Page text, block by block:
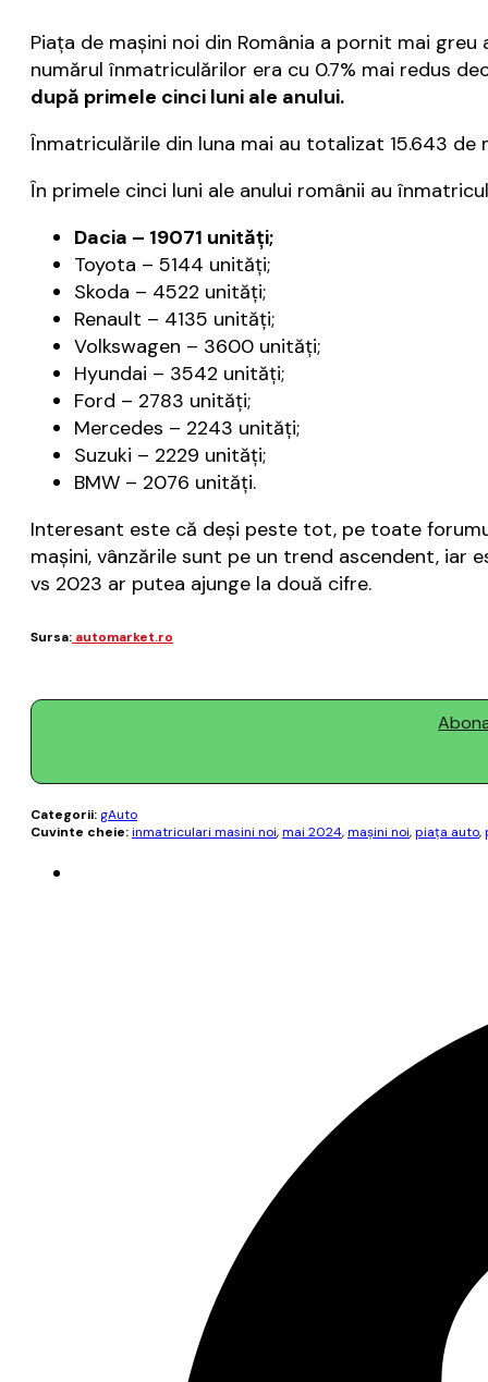
Piaţa de maşini noi din România a pornit mai
numărul înmatriculărilor era cu 0.7% mai redus
după primele cinci luni ale anului.
Înmatriculările din luna mai au totalizat 15.643 de
În primele cinci luni ale anului românii au
Dacia – 19071 unităţi;
Toyota – 5144 unităţi;
Skoda – 4522 unităţi;
Renault – 4135 unităţi;
Volkswagen – 3600 unităţi;
Hyundai – 3542 unităţi;
Ford – 2783 unităţi;
Mercedes – 2243 unităţi;
Suzuki – 2229 unităţi;
BMW – 2076 unităţi.
Interesant este că deşi peste tot, pe toate
maşini, vânzările sunt pe un trend ascendent, iar
vs 2023 ar putea ajunge la două cifre.
Sursa: automarket.ro
Categorii: gAuto
Cuvinte cheie:inmatriculari masini noi,mai 2024,maşini noi,piaţa auto,